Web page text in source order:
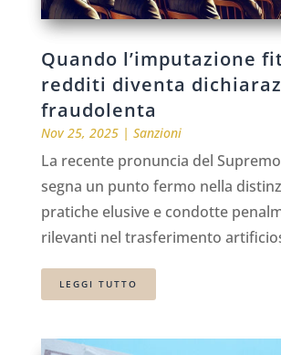
Quando l’imputazione
redditi diventa
fraudolenta
Nov 25, 2025| Sanzioni
La recente pronuncia del
segna un punto fermo nella
pratiche elusive e condotte
rilevanti nel trasferimento
LEGGI TUTTO